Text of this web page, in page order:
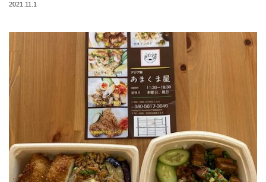
2021.11.1